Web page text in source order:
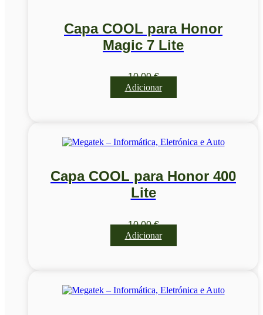
Capa COOL para Honor
Magic 7 Lite
10,00€
Adicionar
Capa COOL para Honor 400
Lite
10,00€
Adicionar